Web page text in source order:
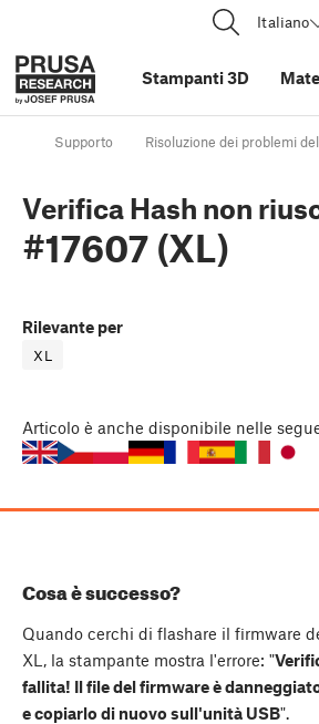
Italiano
Stampanti 3D
Supporto Risoluzione dei problemi
Verifica Hash non
#17607 (XL)
Rilevante per
XL
Articolo è anche disponibile nelle
Cosa è successo?
Quando cerchi di flashare il firmware
XL, la stampante mostra l'errore: "
fallita! Il file del firmware è
e copiarlo di nuovo sull'unità USB".